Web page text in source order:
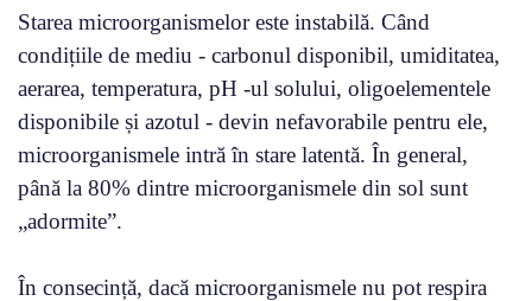
Starea microorganismelor este instabilă. Când
condițiile de mediu - carbonul disponibil, umiditatea,
aerarea, temperatura, pH -ul solului, oligoelementele
disponibile și azotul - devin nefavorabile pentru ele,
microorganismele intră în stare latentă. În general,
până la 80% dintre microorganismele din sol sunt
„adormite”.
În consecință, dacă microorganismele nu pot respira